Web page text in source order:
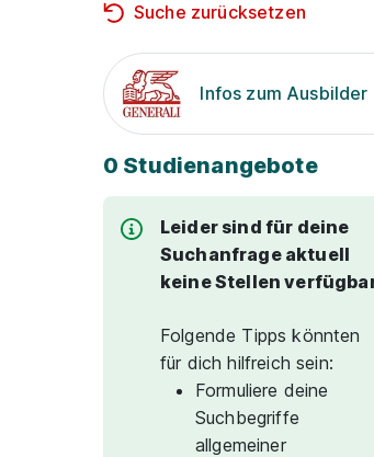
Suche zurücksetzen
Infos zum Ausbilder
0 Studienangebote
Leider sind für deine
Suchanfrage aktuell
keine Stellen
Folgende Tipps könnten
für dich hilfreich sein:
Formuliere deine
Suchbegriffe
allgemeiner